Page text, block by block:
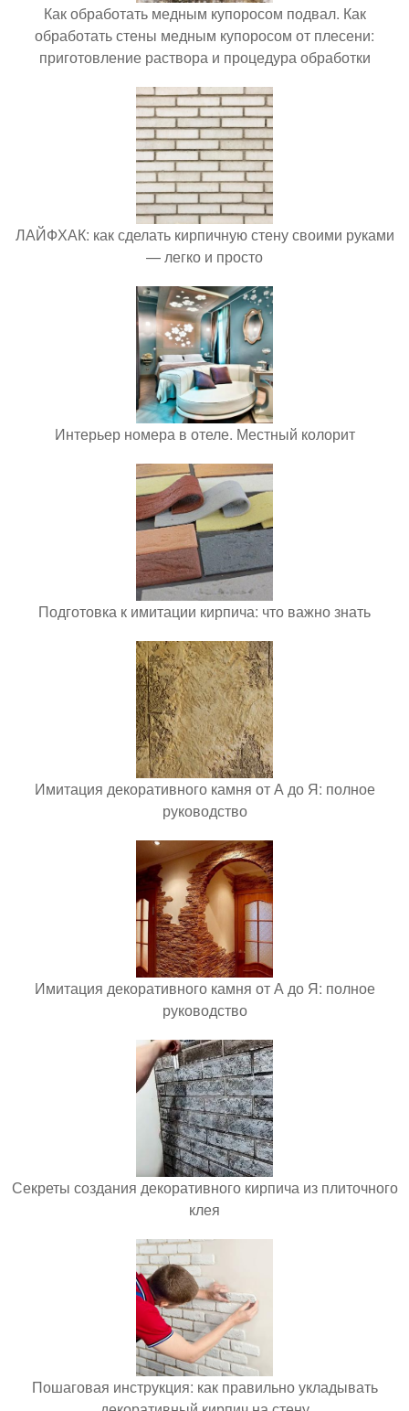
Как обработать медным купоросом подвал. Как
обработать стены медным купоросом от плесени:
приготовление раствора и процедура обработки
ЛАЙФХАК: как сделать кирпичную стену своими руками
— легко и просто
Интерьер номера в отеле. Местный колорит
Подготовка к имитации кирпича: что важно знать
Имитация декоративного камня от А до Я: полное
руководство
Имитация декоративного камня от А до Я: полное
руководство
Секреты создания декоративного кирпича из плиточного
клея
Пошаговая инструкция: как правильно укладывать